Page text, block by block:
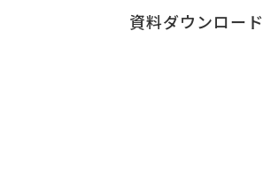
資料ダウンロード